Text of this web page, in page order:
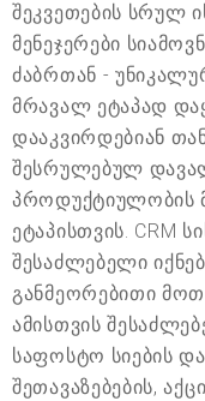
შეკვეთების სრულ
მენეჯერები
ძაბრთან -
მრავალ ეტაპად
დააკვირდებიან
შესრულებულ
პროდუქტიულობის
ეტაპისთვის. CRM
შესაძლებელი
განმეორებითი
ამისთვის
საფოსტო სიების
შეთავაზებების,